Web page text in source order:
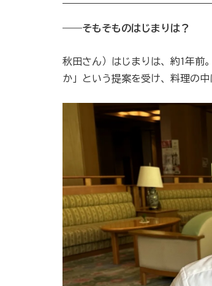
――そもそものはじまりは？
秋田さん）はじまりは、約1年前
か」という提案を受け、料理の